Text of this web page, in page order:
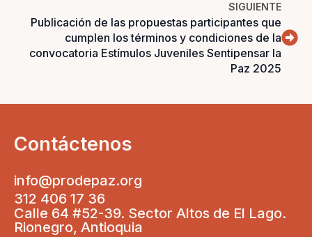
SIGUIENTE
Publicación de las propuestas participantes que
cumplen los términos y condiciones de la
convocatoria Estímulos Juveniles Sentipensar la
Paz 2025
Contáctenos
info@prodepaz.org
312 406 17 36
Calle 64 #52-39. Sector Altos de El Lago.
Rionegro, Antioquia